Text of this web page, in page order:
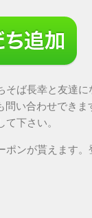
そば長幸と友達
問い合わせでき
下さい。
ポンが貰えます